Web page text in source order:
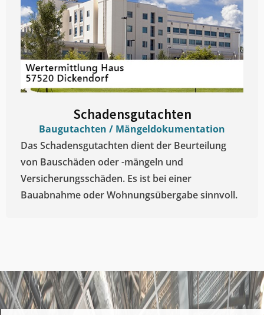
Schadensgutachten
Baugutachten / Mängeldokumentation
Das Schadensgutachten dient der Beurteilung
von Bauschäden oder -mängeln und
Versicherungsschäden. Es ist bei einer
Bauabnahme oder Wohnungsübergabe sinnvoll.